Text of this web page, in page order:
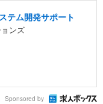
テム開発サポート
ンズ
Sponsored by